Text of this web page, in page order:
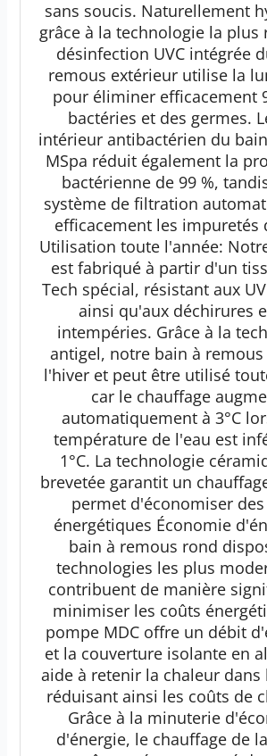
sans soucis. Naturellement
grâce à la technologie la plus
désinfection UVC intégrée
remous extérieur utilise la
pour éliminer efficacement
bactéries et des germes.
intérieur antibactérien du
MSpa réduit également la
bactérienne de 99 %,
système de filtration
efficacement les impuretés
Utilisation toute l'année:
est fabriqué à partir d'un
Tech spécial, résistant aux
ainsi qu'aux déchirures
intempéries. Grâce à la
antigel, notre bain à remous
l'hiver et peut être utilisé
car le chauffage
automatiquement à 3°C
température de l'eau est
1°C. La technologie
brevetée garantit un
permet d'économiser
énergétiques Économie
bain à remous rond
technologies les plus
contribuent de manière
minimiser les coûts
pompe MDC offre un débit
et la couverture isolante en
aide à retenir la chaleur dans
réduisant ainsi les coûts de
Grâce à la minuterie
d'énergie, le chauffage de